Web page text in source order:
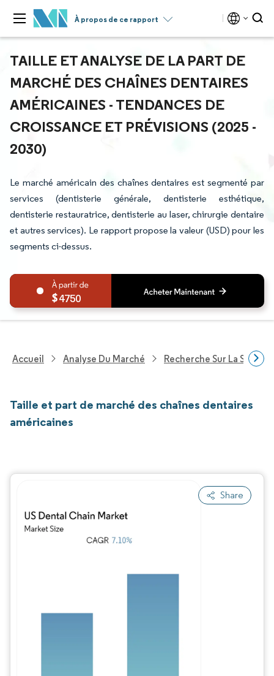
À propos de ce rapport
TAILLE ET ANALYSE DE LA PART DE
MARCHÉ DES CHAÎNES DENTAIRES
AMÉRICAINES - TENDANCES DE
CROISSANCE ET PRÉVISIONS (2025 -
2030)
Le marché américain des chaînes dentaires est segmenté par
services (dentisterie générale, dentisterie esthétique,
dentisterie restauratrice, dentisterie au laser, chirurgie dentaire
et autres services). Le rapport propose la valeur (USD) pour les
segments ci-dessus.
4750
Accueil Analyse Du Marché Recherche Sur La Santé
Taille et part de marché des chaînes dentaires
américaines
Share